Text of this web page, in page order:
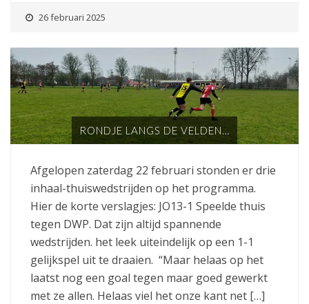
26 februari 2025
RONDJE LANGS DE VELDEN…
Afgelopen zaterdag 22 februari stonden er drie
inhaal-thuiswedstrijden op het programma.
Hier de korte verslagjes: JO13-1 Speelde thuis
tegen DWP. Dat zijn altijd spannende
wedstrijden. het leek uiteindelijk op een 1-1
gelijkspel uit te draaien. “Maar helaas op het
laatst nog een goal tegen maar goed gewerkt
met ze allen. Helaas viel het onze kant net […]